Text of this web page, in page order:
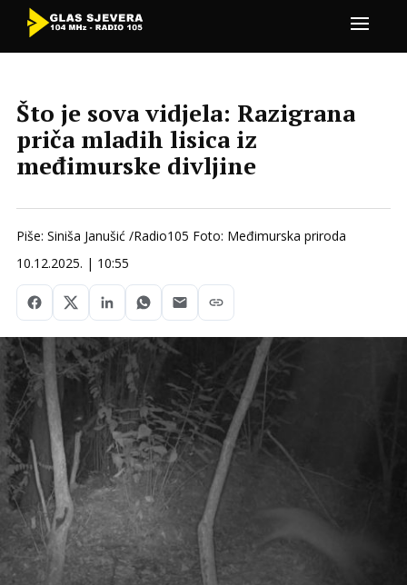
Što je sova vidjela: Razigrana
priča mladih lisica iz
međimurske divljine
Piše: Siniša Janušić /Radio105 Foto: Međimurska priroda
10.12.2025. | 10:55